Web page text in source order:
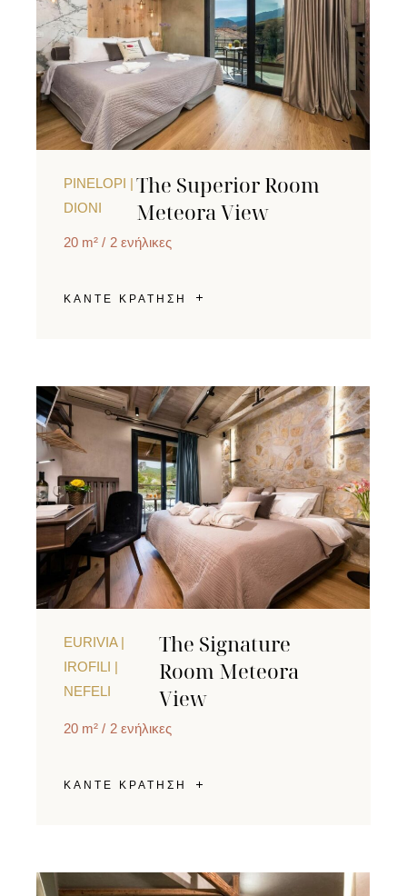
PINELOPI |
DIONI
The Superior Room
Meteora View
20 m² 2 ενήλικες
ΚΑΝΤΕ ΚΡΑΤΗΣΗ
EURIVIA |
IROFILI |
NEFELI
The Signature
Room Meteora
View
20 m² 2 ενήλικες
ΚΑΝΤΕ ΚΡΑΤΗΣΗ